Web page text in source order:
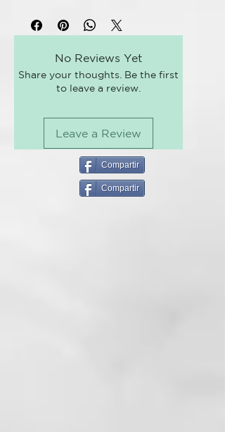
PLATA BIFÁSICA
Acondicionador en spray sin
aclarado con micropartículas
moradas con acción antiamarilleo.
estructura de la cutícula,
contrarrestando la oxidación del
color del cabello.
BENEFICIOS CLAVE
Hidrata profundamente. Acción
No Reviews Yet
Share your thoughts. Be the first
to leave a review.
Leave a Review
Compartir
Compartir